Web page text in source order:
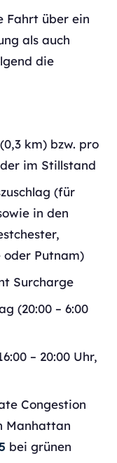
Fahrt über ein
als auch
die
km) bzw. pro
im Stillstand
(für
in den
oder Putnam)
Surcharge
(20:00 – 6:00
– 20:00 Uhr,
Congestion
Manhattan
bei grünen